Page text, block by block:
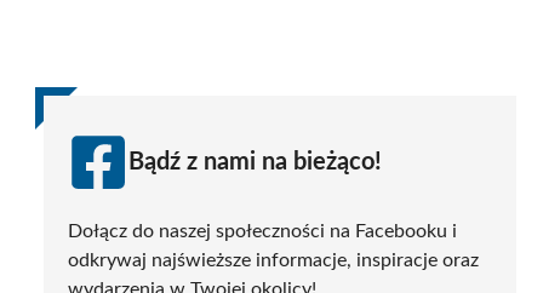
Bądź z nami na bieżąco!
Dołącz do naszej społeczności na Facebooku i
odkrywaj najświeższe informacje, inspiracje oraz
wydarzenia w Twojej okolicy!